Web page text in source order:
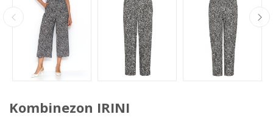
Kombinezon IRINI